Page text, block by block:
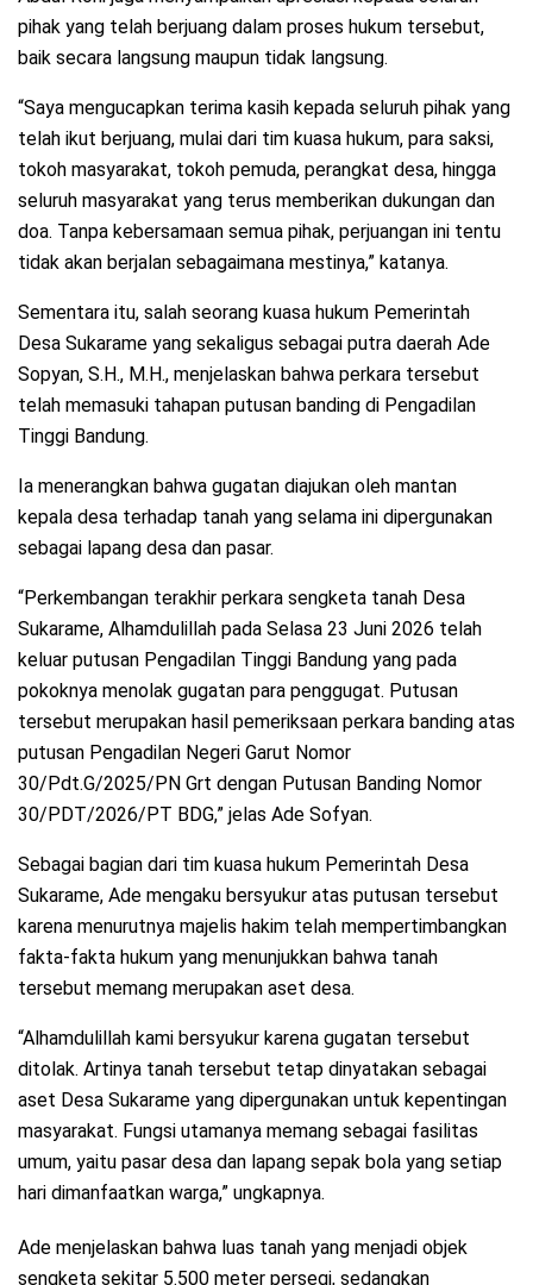
pihak yang telah berjuang dalam proses hukum tersebut,
baik secara langsung maupun tidak langsung.
“Saya mengucapkan terima kasih kepada seluruh pihak yang
telah ikut berjuang, mulai dari tim kuasa hukum, para saksi,
tokoh masyarakat, tokoh pemuda, perangkat desa, hingga
seluruh masyarakat yang terus memberikan dukungan dan
doa. Tanpa kebersamaan semua pihak, perjuangan ini tentu
tidak akan berjalan sebagaimana mestinya,” katanya.
Sementara itu, salah seorang kuasa hukum Pemerintah
Desa Sukarame yang sekaligus sebagai putra daerah Ade
Sopyan, S.H., M.H., menjelaskan bahwa perkara tersebut
telah memasuki tahapan putusan banding di Pengadilan
Tinggi Bandung.
Ia menerangkan bahwa gugatan diajukan oleh mantan
kepala desa terhadap tanah yang selama ini dipergunakan
sebagai lapang desa dan pasar.
“Perkembangan terakhir perkara sengketa tanah Desa
Sukarame, Alhamdulillah pada Selasa 23 Juni 2026 telah
keluar putusan Pengadilan Tinggi Bandung yang pada
pokoknya menolak gugatan para penggugat. Putusan
tersebut merupakan hasil pemeriksaan perkara banding atas
putusan Pengadilan Negeri Garut Nomor
30/Pdt.G/2025/PN Grt dengan Putusan Banding Nomor
30/PDT/2026/PT BDG,” jelas Ade Sofyan.
Sebagai bagian dari tim kuasa hukum Pemerintah Desa
Sukarame, Ade mengaku bersyukur atas putusan tersebut
karena menurutnya majelis hakim telah mempertimbangkan
fakta-fakta hukum yang menunjukkan bahwa tanah
tersebut memang merupakan aset desa.
“Alhamdulillah kami bersyukur karena gugatan tersebut
ditolak. Artinya tanah tersebut tetap dinyatakan sebagai
aset Desa Sukarame yang dipergunakan untuk kepentingan
masyarakat. Fungsi utamanya memang sebagai fasilitas
umum, yaitu pasar desa dan lapang sepak bola yang setiap
hari dimanfaatkan warga,” ungkapnya.
Ade menjelaskan bahwa luas tanah yang menjadi objek
sengketa sekitar 5.500 meter persegi, sedangkan